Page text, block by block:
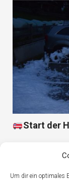
Um dir ein optimales
Start der